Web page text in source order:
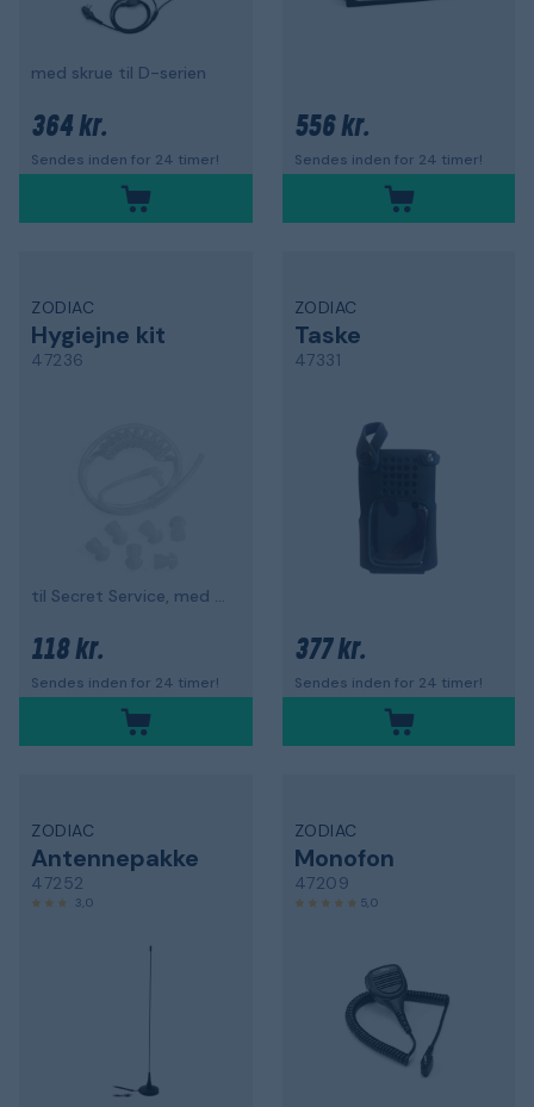
med skrue til D-serien
364 kr.
Sendes inden for 24 timer!
556 kr.
Sendes inden for 24 timer!
ZODIAC
Hygiejne kit
47236
til Secret Service, med slange
118 kr.
Sendes inden for 24 timer!
ZODIAC
Taske
47331
377 kr.
Sendes inden for 24 timer!
ZODIAC
Antennepakke
47252
3,0
ZODIAC
Monofon
47209
5,0